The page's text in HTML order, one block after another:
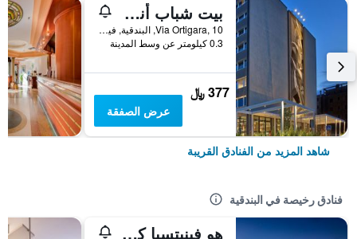
بيت شباب أندا فينيس
Via Ortigara, 10, البندقية, فينيتو, إيطاليا
0.3 كيلومتر عن وسط المدينة
377 ﷼
عرض الصفقة
شاهد المزيد من الفنادق القريبة
فنادق رخيصة في البندقية
هو فينيتسيا كامبنج إن تاون